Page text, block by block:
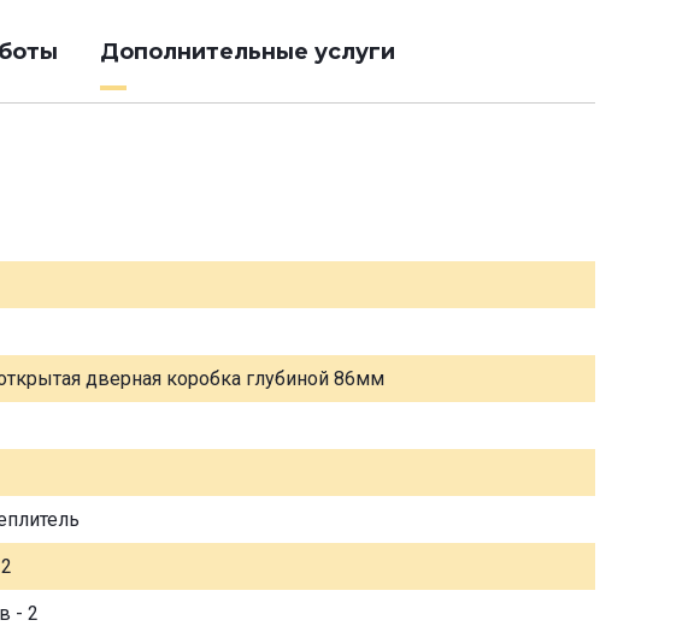
Дополнительные услуги
дверная коробка глубиной 86мм
- 2